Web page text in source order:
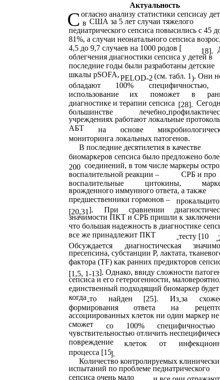
Актуальность
огласно анализу статистики сепсисау
С в США за 5 лет случаи тяжелого
педиатрического сепсиса повысились с 45
81%, а случаи неонатального сепсиса
4,5 до 9,7 случаев на 1000 родов [
18].
облегчения диагностики сепсиса у детей в
последние годы были разработаны детские
шкалы рSOFA,PELOD-2 (см. табл. 1). Они
обладают
100%
специфичностью,
использование
их поможет в
диагностике и терапии сепсиса [28].
большинстве
лечебно-
учреждениях работают локальные
АБТ
на основе
мониторинга локальных патогенов.
В последние десятилетия в качестве
биомаркеров сепсиса было предложено
200 соединений, в том числе маркеры
воспалительной реакции –
СРБ и про
воспалительные
цитокины,
врожденного иммунного ответа, а также
предшественники гормонов –
[20,31]. При сравнении
значимости ПКТ и СРБ пришли к
что большая надежность в диагностике
все же принадлежит ПКТ
-тесту [10
Обсуждается
диагностическая
пресепсина, субстанции Р, лактата,
фактора (TF) как ранних предикторов
[1,5, 1-13]. Однако, ввиду сложности
сепсиса и его гетерогенности,
единственный подходящий биомаркер будет
когда-то найден [25]. Из-за
формирования
ответа на
ассоциированных клеток ни один маркер не
сможет
со 100%
специфичностью
чувствительностью отличить
повреждение
клеток от
процесса [15].
Количество контролируемых
испытаний по проблеме педиатрического
сепсиса очень мало